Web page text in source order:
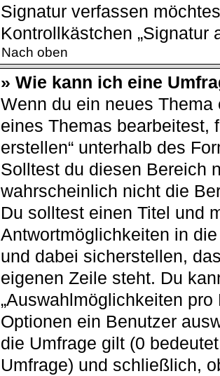
Signatur verfassen
Kontrollkästchen „Signatur
Nach oben
» Wie kann ich eine
Wenn du ein neues
eines Themas bearbeitest,
erstellen“ unterhalb des
Solltest du diesen Bereich
wahrscheinlich nicht die
Du solltest einen Titel und
Antwortmöglichkeiten in
und dabei sicherstellen,
eigenen Zeile steht. Du
„Auswahlmöglichkeiten
Optionen ein Benutzer
die Umfrage gilt (0
Umfrage) und schließlich,